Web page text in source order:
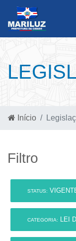
Início
Filtro
STATUS:
CATEGORIA: LEI